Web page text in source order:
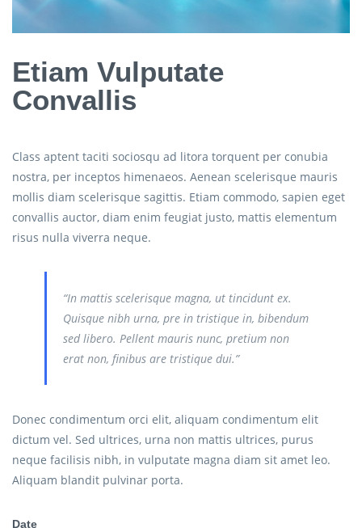
Etiam Vulputate
Convallis
Class aptent taciti sociosqu ad litora torquent per conubia
nostra, per inceptos himenaeos. Aenean scelerisque mauris
mollis diam scelerisque sagittis. Etiam commodo, sapien eget
convallis auctor, diam enim feugiat justo, mattis elementum
risus nulla viverra neque.
“In mattis scelerisque magna, ut tincidunt ex.
Quisque nibh urna, pre in tristique in, bibendum
sed libero. Pellent mauris nunc, pretium non
erat non, finibus are tristique dui.”
Donec condimentum orci elit, aliquam condimentum elit
dictum vel. Sed ultrices, urna non mattis ultrices, purus
neque facilisis nibh, in vulputate magna diam sit amet leo.
Aliquam blandit pulvinar porta.
Date